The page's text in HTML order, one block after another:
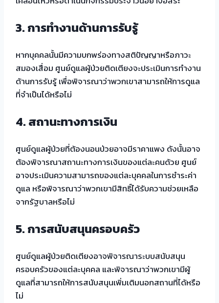
3. การทำงานด้านการรับรู้
หากบุคคลนั้นมีความบกพร่องทางสติปัญญาหรือภาวะ
สมองเสื่อม ศูนย์ดูแลผู้ป่วยติดเตียงจะประเมินการทำงาน
ด้านการรับรู้ เพื่อพิจารณาว่าพวกเขาสามารถให้การดูแล
ที่จำเป็นได้หรือไม่
4. สถานะทางการเงิน
ศูนย์ดูแลผู้ป่วยที่ต้องนอนป่วยอาจมีราคาแพง ดังนั้นอาจ
ต้องพิจารณาสถานะทางการเงินของแต่ละคนด้วย ศูนย์
อาจประเมินความสามารถของแต่ละบุคคลในการชำระค่า
ดูแล หรือพิจารณาว่าพวกเขามีสิทธิ์ได้รับความช่วยเหลือ
จากรัฐบาลหรือไม่
5. การสนับสนุนครอบครัว
ศูนย์ดูแลผู้ป่วยติดเตียงอาจพิจารณาระบบสนับสนุน
ครอบครัวของแต่ละบุคคล และพิจารณาว่าพวกเขามีผู้
ดูแลที่สามารถให้การสนับสนุนเพิ่มเติมนอกสถานที่ได้หรือ
ไม่